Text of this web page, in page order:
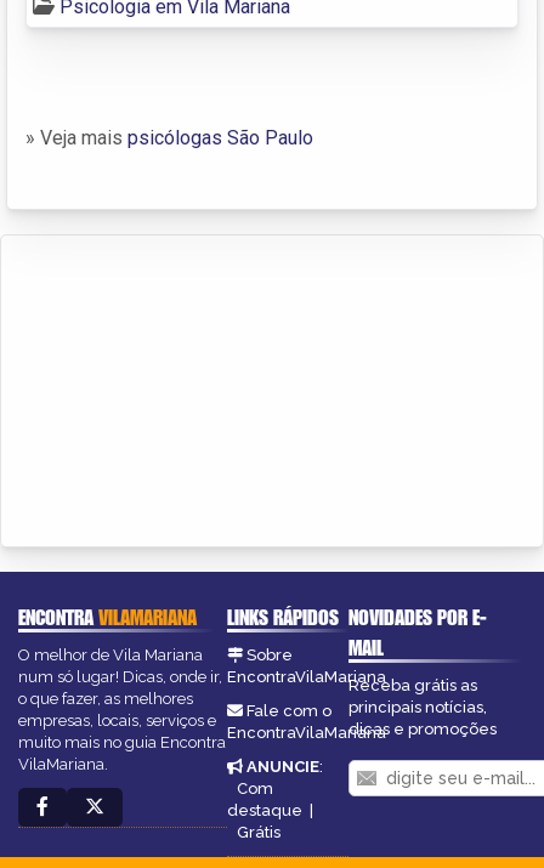
Psicologia em Vila Mariana
» Veja mais psicólogas São Paulo
ENCONTRAVILAMARIANA
O melhor de Vila Mariana
num só lugar! Dicas, onde ir,
o que fazer, as melhores
empresas, locais, serviços e
muito mais no guia Encontra
VilaMariana.
LINKS RÁPIDOS
Sobre
EncontraVilaMariana
Fale com o
EncontraVilaMariana
ANUNCIE:
Com
destaque |
Grátis
NOVIDADES POR E-
MAIL
Receba grátis as
principais notícias,
dicas e promoções